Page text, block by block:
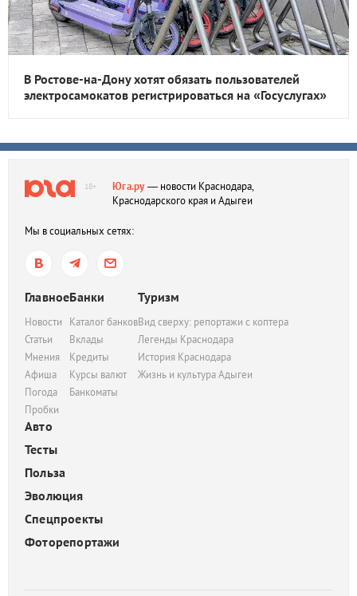
В Ростове-на-Дону хотят обязать пользователей
электросамокатов регистрироваться на «Госуслугах»
18+ Юга.ру— новости Краснодара,
Краснодарского края и Адыгеи
Мы в социальных сетях:
Главное
Новости
Статьи
Мнения
Афиша
Погода
Пробки
Банки
Каталог банков
Вклады
Кредиты
Курсы валют
Банкоматы
Туризм
Вид сверху: репортажи с коптера
Легенды Краснодара
История Краснодара
Жизнь и культура Адыгеи
Авто
Тесты
Польза
Эволюция
Спецпроекты
Фоторепортажи